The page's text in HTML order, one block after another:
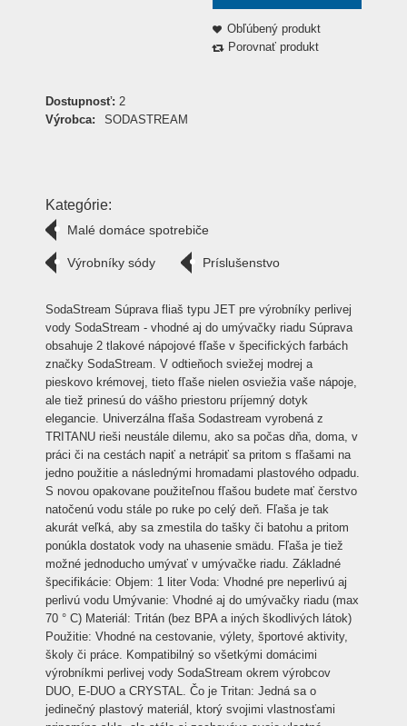
Obľúbený produkt
Porovnať produkt
Dostupnosť: 2
Výrobca:
SODASTREAM
Kategórie:
Malé domáce spotrebiče
Výrobníky sódy Príslušenstvo
SodaStream Súprava fliaš typu JET pre výrobníky perlivej
vody SodaStream - vhodné aj do umývačky riadu Súprava
obsahuje 2 tlakové nápojové fľaše v špecifických farbách
značky SodaStream. V odtieňoch sviežej modrej a
pieskovo krémovej, tieto fľaše nielen osviežia vaše nápoje,
ale tiež prinesú do vášho priestoru príjemný dotyk
elegancie. Univerzálna fľaša Sodastream vyrobená z
TRITANU rieši neustále dilemu, ako sa počas dňa, doma, v
práci či na cestách napiť a netrápiť sa pritom s fľašami na
jedno použitie a následnými hromadami plastového odpadu.
S novou opakovane použiteľnou fľašou budete mať čerstvo
natočenú vodu stále po ruke po celý deň. Fľaša je tak
akurát veľká, aby sa zmestila do tašky či batohu a pritom
ponúkla dostatok vody na uhasenie smädu. Fľaša je tiež
možné jednoducho umývať v umývačke riadu. Základné
špecifikácie: Objem: 1 liter Voda: Vhodné pre neperlivú aj
perlivú vodu Umývanie: Vhodné aj do umývačky riadu (max
70 ° C) Materiál: Tritán (bez BPA a iných škodlivých látok)
Použitie: Vhodné na cestovanie, výlety, športové aktivity,
školy či práce. Kompatibilný so všetkými domácimi
výrobníkmi perlivej vody SodaStream okrem výrobcov
DUO, E-DUO a CRYSTAL. Čo je Tritan: Jedná sa o
jedinečný plastový materiál, ktorý svojimi vlastnosťami